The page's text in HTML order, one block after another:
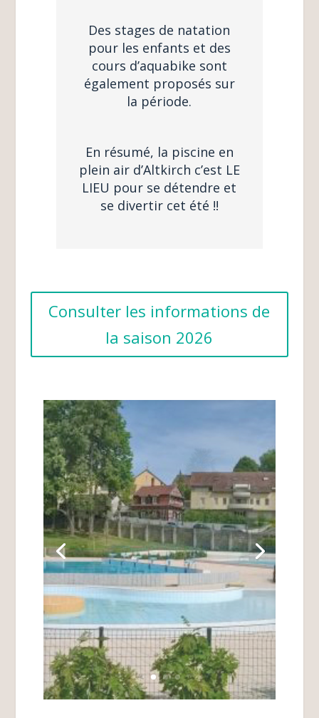
Des stages de natation
pour les enfants et des
cours d’aquabike sont
également proposés sur
la période.
En résumé, la piscine en
plein air d’Altkirch c’est LE
LIEU pour se détendre et
se divertir cet été !!
Consulter les informations de
la saison 2026